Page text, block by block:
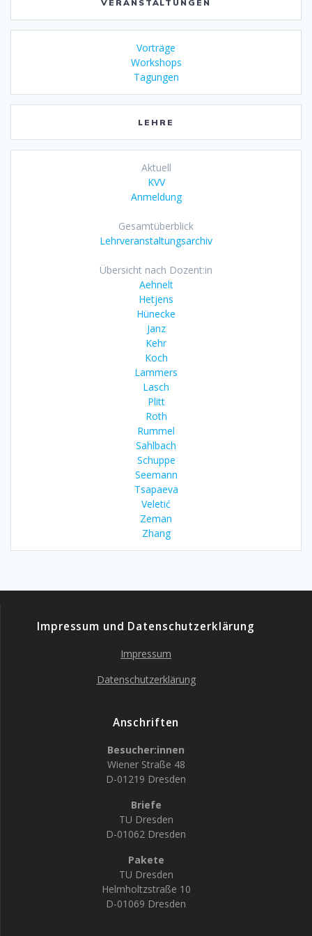
VERANSTALTUNGEN
Vorträge
Workshops
Tagungen
LEHRE
Aktuell
KVV
Anmeldung
Gesamtüberblick
Lehrveranstaltungsarchiv
Übersicht nach Dozent:in
Aehnelt
Hetjens
Hünecke
Janz
Kehr
Koch
Lammers
Lasch
Plitt
Roth
Rummel
Sahlbach
Schuppe
Seemann
Tsapaeva
Veletić
Zeman
Zhang
Impressum und Datenschutzerklärung
Impressum
Datenschutzerklärung
Anschriften
Besucher:innen
Wiener Straße 48
D-01219 Dresden
Briefe
TU Dresden
D-01062 Dresden
Pakete
TU Dresden
Helmholtzstraße 10
D-01069 Dresden